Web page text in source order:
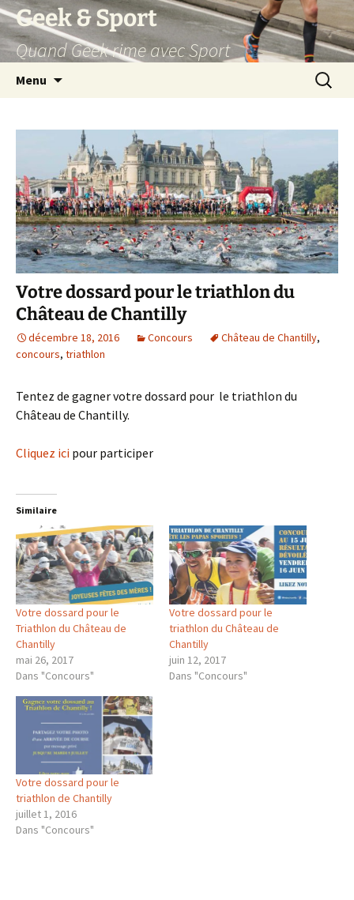
Aller
au
contenu
Geek & Sport
Quand Geek rime avec Sport
Menu
Votre dossard pour le triathlon du
Château de Chantilly
décembre 18, 2016 Concours Château de Chantilly,
concours, triathlon
Tentez de gagner votre dossard pour le triathlon du
Château de Chantilly.
Cliquez ici pour participer
Similaire
Votre dossard pour le
Triathlon du Château de
Chantilly
mai 26, 2017
Dans "Concours"
Votre dossard pour le
triathlon du Château de
Chantilly
juin 12, 2017
Dans "Concours"
Votre dossard pour le
triathlon de Chantilly
juillet 1, 2016
Dans "Concours"